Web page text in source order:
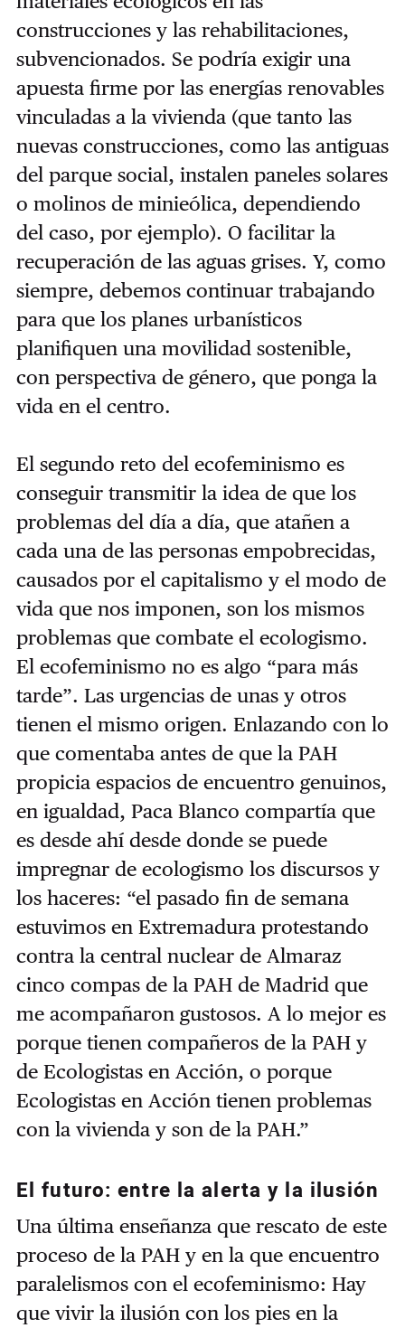
construcciones y las rehabilitaciones,
subvencionados. Se podría exigir una
apuesta firme por las energías renovables
vinculadas a la vivienda (que tanto las
nuevas construcciones, como las antiguas
del parque social, instalen paneles solares
o molinos de minieólica, dependiendo
del caso, por ejemplo). O facilitar la
recuperación de las aguas grises. Y, como
siempre, debemos continuar trabajando
para que los planes urbanísticos
planifiquen una movilidad sostenible,
con perspectiva de género, que ponga la
vida en el centro.
El segundo reto del ecofeminismo es
conseguir transmitir la idea de que los
problemas del día a día, que atañen a
cada una de las personas empobrecidas,
causados por el capitalismo y el modo de
vida que nos imponen, son los mismos
problemas que combate el ecologismo.
El ecofeminismo no es algo “para más
tarde”. Las urgencias de unas y otros
tienen el mismo origen. Enlazando con lo
que comentaba antes de que la PAH
propicia espacios de encuentro genuinos,
en igualdad, Paca Blanco compartía que
es desde ahí desde donde se puede
impregnar de ecologismo los discursos y
los haceres: “el pasado fin de semana
estuvimos en Extremadura protestando
contra la central nuclear de Almaraz
cinco compas de la PAH de Madrid que
me acompañaron gustosos. A lo mejor es
porque tienen compañeros de la PAH y
de Ecologistas en Acción, o porque
Ecologistas en Acción tienen problemas
con la vivienda y son de la PAH.”
El futuro: entre la alerta y la ilusión
Una última enseñanza que rescato de este
proceso de la PAH y en la que encuentro
paralelismos con el ecofeminismo: Hay
que vivir la ilusión con los pies en la